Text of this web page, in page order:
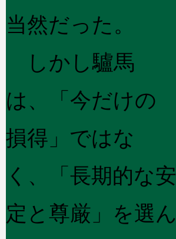
当然だった。
しかし驢馬
は、「今だけの
損得」ではな
く、「長期的な安
定と尊厳」を選ん